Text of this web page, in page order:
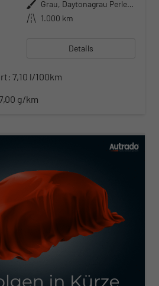
Außenfarbe
Grau, Daytonagrau Perleffekt (6Y)
Kilometerstand 1.000 km
Details
7,10 l/100km
g/km